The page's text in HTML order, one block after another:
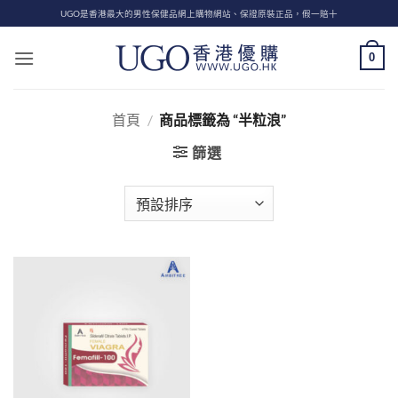
to
content
UGO是香港最大的男性保健品網上購物網站、保證原裝正品，假一賠十
0
首頁 / 商品標籤為 “半粒浪”
篩選